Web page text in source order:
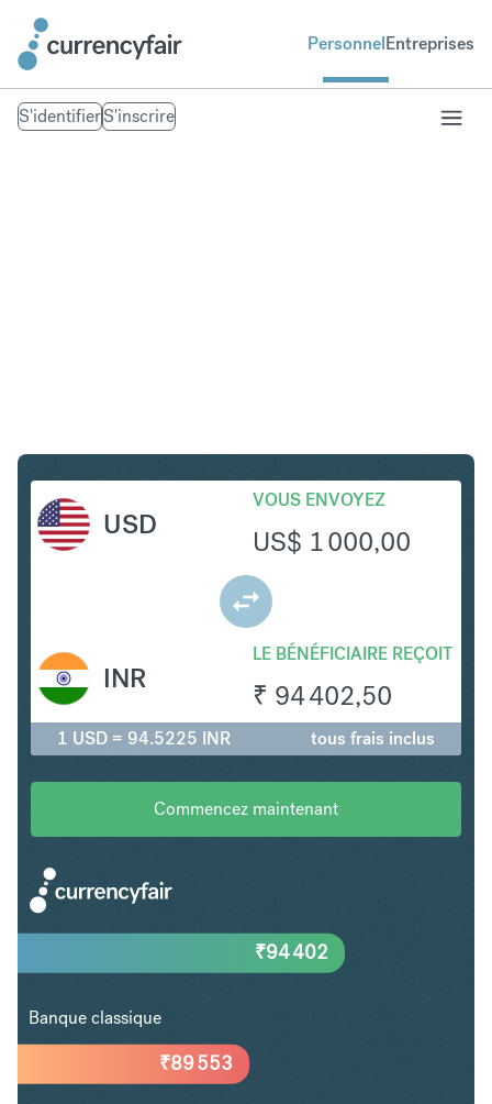
PersonnelEntreprises
S'identifierS'inscrire
USD
VOUS ENVOYEZ
US$ 1 000,00
LE BÉNÉFICIAIRE REÇOIT
₹ 94 402,50
INR
1 USD = 94.5225 INR tous frais inclus
Commencez maintenant
₹89 553
₹94 402
Banque classique